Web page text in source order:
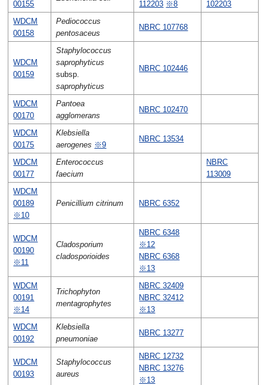
00155
112203 ※8
102203
WDCM
00158
Pediococcus
pentosaceus
NBRC 107768
WDCM
00159
Staphylococcus
saprophyticus
subsp.
saprophyticus
NBRC 102446
WDCM
00170
Pantoea
agglomerans
NBRC 102470
WDCM
00175
Klebsiella
aerogenes ※9
NBRC 13534
WDCM
00177
Enterococcus
faecium
NBRC
113009
WDCM
00189
※10
Penicillium citrinum NBRC 6352
WDCM
00190
※11
Cladosporium
cladosporioides
NBRC 6348
※12
NBRC 6368
※13
WDCM
00191
※14
Trichophyton
mentagrophytes
NBRC 32409
NBRC 32412
※13
WDCM
00192
Klebsiella
pneumoniae
NBRC 13277
WDCM
00193
Staphylococcus
aureus
NBRC 12732
NBRC 13276
※13